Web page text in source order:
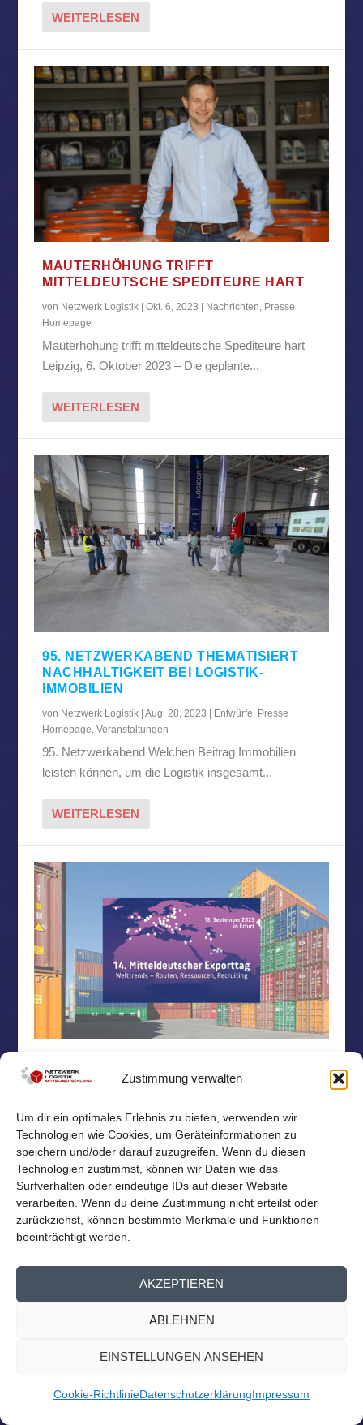
Zustimmung verwalten
Um dir ein optimales Erlebnis zu bieten, verwenden wir
Technologien wie Cookies, um Geräteinformationen zu
speichern und/oder darauf zuzugreifen. Wenn du diesen
Technologien zustimmst, können wir Daten wie das
Surfverhalten oder eindeutige IDs auf dieser Website
verarbeiten. Wenn du deine Zustimmung nicht erteilst oder
zurückziehst, können bestimmte Merkmale und Funktionen
beeinträchtigt werden.
AKZEPTIEREN
ABLEHNEN
EINSTELLUNGEN ANSEHEN
Cookie-RichtlinieDatenschutzerklärungImpressum
WEITERLESEN
MAUTERHÖHUNG TRIFFT
MITTELDEUTSCHE SPEDITEURE HART
von Netzwerk Logistik |Okt. 6, 2023 Nachrichten, Presse
Homepage
Mauterhöhung trifft mitteldeutsche Spediteure hart
Leipzig, 6. Oktober 2023 – Die geplante...
WEITERLESEN
95. NETZWERKABEND THEMATISIERT
NACHHALTIGKEIT BEI LOGISTIK-
IMMOBILIEN
von Netzwerk Logistik |Aug. 28, 2023 Entwürfe, Presse
Homepage,Veranstaltungen
95. Netzwerkabend Welchen Beitrag Immobilien
leisten können, um die Logistik insgesamt...
WEITERLESEN
MITTELDEUTSCHEN EXPORTTAG
Homepage
Logistiknetzwerk beim Mitteldeutschen Exporttag Am
13. September findet der 14. Mitteldeutsche...
WEITERLESEN